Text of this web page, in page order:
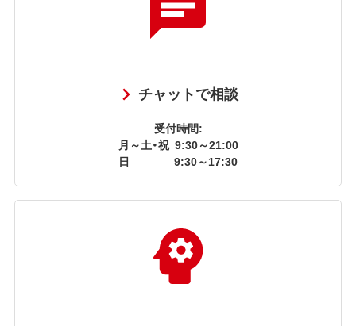
チャットで相談
受付時間:
月～土・祝 9:30～21:00
日
9:30～17:30